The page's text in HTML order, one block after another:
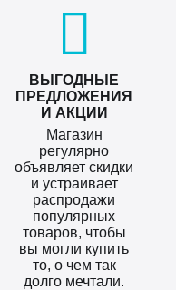
ВЫГОДНЫЕ
ПРЕДЛОЖЕНИЯ
И АКЦИИ
Магазин
регулярно
объявляет скидки
и устраивает
распродажи
популярных
товаров, чтобы
вы могли купить
то, о чем так
долго мечтали.